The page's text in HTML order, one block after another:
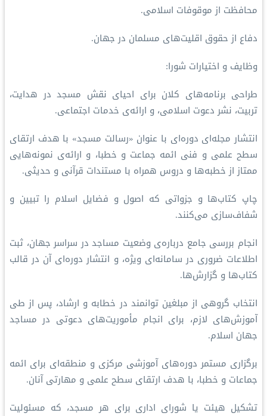
محافظت از موقوفات اسلامی.
دفاع از حقوق اقلیت‌های مسلمان در جهان.
وظایف و اختیارات شورا:
طراحی برنامه‌های کلان برای احیای نقش مسجد در هدایت،
تربیت، نشر دعوت اسلامی، و ارائه‌ی خدمات اجتماعی.
انتشار مجله‌ای دوره‌ای با عنوان «رسالت مسجد» با هدف ارتقای
سطح علمی و فنی ائمه جماعت و خطبا، و ارائه‌ی نمونه‌هایی
ممتاز از خطبه‌ها و دروس همراه با مستندات قرآنی و حدیثی.
چاپ کتاب‌ها و جزواتی که اصول و فضایل اسلام را تبیین و
شفاف‌سازی می‌کنند.
انجام بررسی جامع درباره‌ی وضعیت مساجد در سراسر جهان، ثبت
اطلاعات ضروری در سامانه‌ای ویژه، و انتشار دوره‌ای آن در قالب
کتاب‌ها و گزارش‌ها.
انتخاب گروهی از مبلغین توانمند در خطابه و ارشاد، پس از طی
آموزش‌های لازم، برای انجام مأموریت‌های دعوتی در مساجد
جهان اسلام.
برگزاری مستمر دوره‌های آموزشی مرکزی و منطقه‌ای برای ائمه
جماعات و خطبا، با هدف ارتقای سطح علمی و مهارتی آنان.
تشکیل هیئت یا شورای اداری برای هر مسجد، که مسئولیت